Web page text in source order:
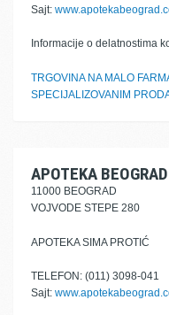
Sajt:
Informacije o delatnostima
TRGOVINA NA MALO
SPECIJALIZOVANIM
APOTEKA BEOGRAD
11000 BEOGRAD
VOJVODE STEPE 280
APOTEKA SIMA PROTIĆ
TELEFON: (011) 3098-041
Sajt: